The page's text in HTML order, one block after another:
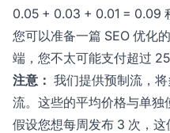
0.05 + 0.03 + 0.01 = 0.09
您可以准备一篇 SEO 优化
端，您不太可能支付超过 25
注意： 我们提供预制流，
流。这些的平均价格与单独
假设您想每周发布 3 次，